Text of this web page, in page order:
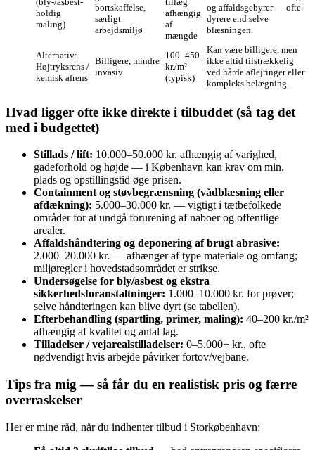
holdig
maling)
bortskaffelse,
særligt
arbejdsmiljø
afhængig
af
mængde
og affaldsgebyrer — ofte
dyrere end selve
blæsningen.
Alternativ:
Højtryksrens /
kemisk afrens
Billigere, mindre
invasiv
100–450
kr./m²
(typisk)
Kan være billigere, men
ikke altid tilstrækkelig
ved hårde aflejringer eller
kompleks belægning.
Hvad ligger ofte ikke direkte i tilbuddet (så tag det
med i budgettet)
Stillads / lift: 10.000–50.000 kr. afhængig af varighed,
gadeforhold og højde — i København kan krav om min.
plads og opstillingstid øge prisen.
Containment og støvbegrænsning (vådblæsning eller
afdækning): 5.000–30.000 kr. — vigtigt i tætbefolkede
områder for at undgå forurening af naboer og offentlige
arealer.
Affaldshåndtering og deponering af brugt abrasive:
2.000–20.000 kr. — afhænger af type materiale og omfang;
miljøregler i hovedstadsområdet er strikse.
Undersøgelse for bly/asbest og ekstra
sikkerhedsforanstaltninger: 1.000–10.000 kr. for prøver;
selve håndteringen kan blive dyrt (se tabellen).
Efterbehandling (spartling, primer, maling): 40–200 kr./m²
afhængig af kvalitet og antal lag.
Tilladelser / vejarealstilladelser: 0–5.000+ kr., ofte
nødvendigt hvis arbejde påvirker fortov/vejbane.
Tips fra mig — så får du en realistisk pris og færre
overraskelser
Her er mine råd, når du indhenter tilbud i Storkøbenhavn: